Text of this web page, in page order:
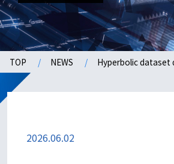
TOP NEWS Hyperbolic dataset
2026.06.02